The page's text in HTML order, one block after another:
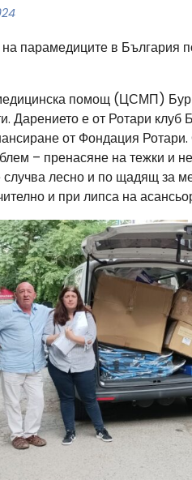
парамедиците в България
помощ (ЦСМП)
Дарението е от Ротари
от Фондация
– пренасяне на тежки и
случва лесно и по щадящ за
и при липса на